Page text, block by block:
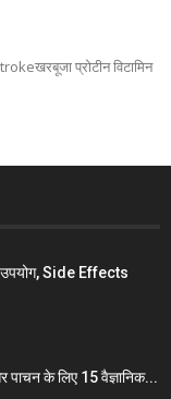
प्रोटीन विटामिन
Side Effects
के लिए 15 वैज्ञानिक...